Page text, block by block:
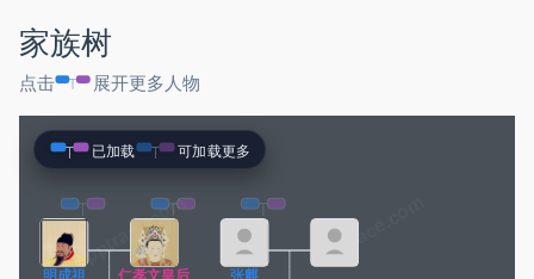
家族树
点击 展开更多人物
pptrace.com
明成祖 仁孝文皇后 张麒
已加载 可加载更多